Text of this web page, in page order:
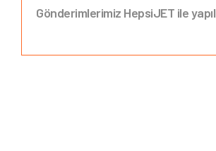
Gönderimlerimiz HepsiJET ile